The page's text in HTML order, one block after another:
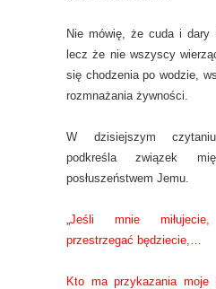
Nie mówię, że cuda i dary
lecz że nie wszyscy
się chodzenia po wodzie,
rozmnażania żywności.
W dzisiejszym
podkreśla związek
posłuszeństwem Jemu.
Jeśli mnie
przestrzegać będziecie,…
Kto ma przykazania